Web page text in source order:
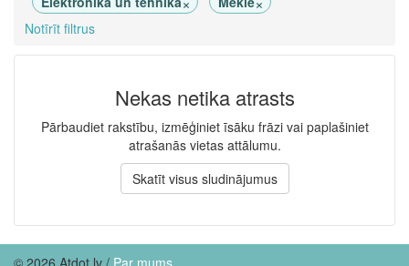
Notīrīt filtrus
Nekas netika atrasts
Pārbaudiet rakstību, izmēģiniet īsāku frāzi vai paplašiniet
atrašanās vietas attālumu.
Skatīt visus sludinājumus
© 2026 Atdot.lv / Par mums